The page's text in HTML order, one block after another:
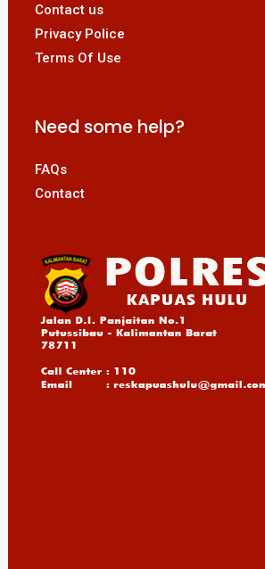
Contact us
Privacy Police
Terms Of Use
Need some help?
FAQs
Contact